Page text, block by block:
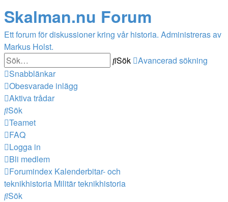
Skalman.nu Forum
Ett forum för diskussioner kring vår historia. Administreras av
Markus Holst.
Sök
Avancerad sökning
Snabblänkar
Obesvarade inlägg
Aktiva trådar
Sök
Teamet
FAQ
Logga in
Bli medlem
Forumindex Kalenderbitar- och
teknikhistoria Militär teknikhistoria
Sök